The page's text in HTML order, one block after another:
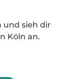
und sieh dir
Köln an.